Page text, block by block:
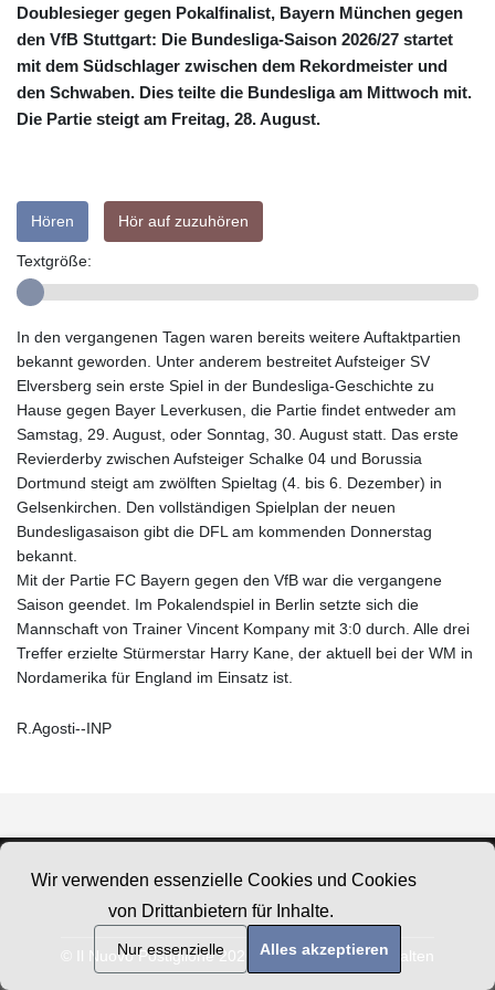
Wir verwenden essenzielle Cookies und Cookies
von Drittanbietern für Inhalte.
Nur essenzielle Alles akzeptieren
Doublesieger gegen Pokalfinalist, Bayern München gegen
den VfB Stuttgart: Die Bundesliga-Saison 2026/27 startet
mit dem Südschlager zwischen dem Rekordmeister und
den Schwaben. Dies teilte die Bundesliga am Mittwoch mit.
Die Partie steigt am Freitag, 28. August.
Hören Hör auf zuzuhören
Textgröße:
In den vergangenen Tagen waren bereits weitere Auftaktpartien
bekannt geworden. Unter anderem bestreitet Aufsteiger SV
Elversberg sein erste Spiel in der Bundesliga-Geschichte zu
Hause gegen Bayer Leverkusen, die Partie findet entweder am
Samstag, 29. August, oder Sonntag, 30. August statt. Das erste
Revierderby zwischen Aufsteiger Schalke 04 und Borussia
Dortmund steigt am zwölften Spieltag (4. bis 6. Dezember) in
Gelsenkirchen. Den vollständigen Spielplan der neuen
Bundesligasaison gibt die DFL am kommenden Donnerstag
bekannt.
Mit der Partie FC Bayern gegen den VfB war die vergangene
Saison geendet. Im Pokalendspiel in Berlin setzte sich die
Mannschaft von Trainer Vincent Kompany mit 3:0 durch. Alle drei
Treffer erzielte Stürmerstar Harry Kane, der aktuell bei der WM in
Nordamerika für England im Einsatz ist.
R.Agosti--INP
© Il Nuovo Postiglione 2026 - Alle Rechte vorbehalten